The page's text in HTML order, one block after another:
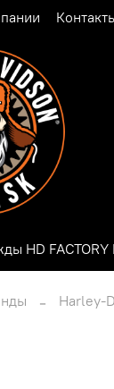
HD FACTORY
Harley-